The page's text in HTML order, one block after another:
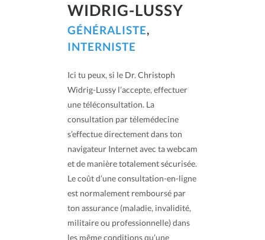
WIDRIG-LUSSY
GÉNÉRALISTE,
INTERNISTE
Ici tu peux, si le Dr. Christoph
Widrig-Lussy l’accepte, effectuer
une téléconsultation. La
consultation par télemédecine
s’effectue directement dans ton
navigateur Internet avec ta webcam
et de manière totalement sécurisée.
Le coût d’une consultation-en-ligne
est normalement remboursé par
ton assurance (maladie, invalidité,
militaire ou professionnelle) dans
les même conditions qu’une